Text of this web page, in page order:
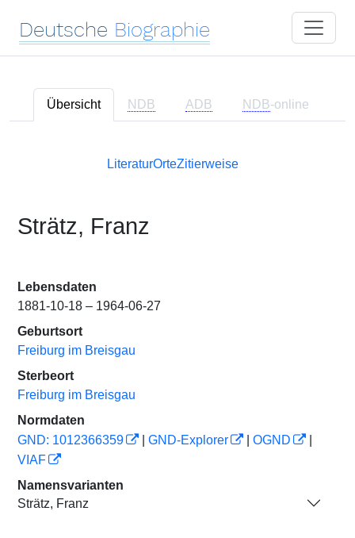
Deutsche Biographie
Übersicht NDB ADB NDB-online
LiteraturOrteZitierweise
Strätz, Franz
Lebensdaten
1881-10-18 – 1964-06-27
Geburtsort
Freiburg im Breisgau
Sterbeort
Freiburg im Breisgau
Normdaten
GND: 1012366359
GND-Explorer OGND
VIAF
Namensvarianten
Strätz, Franz